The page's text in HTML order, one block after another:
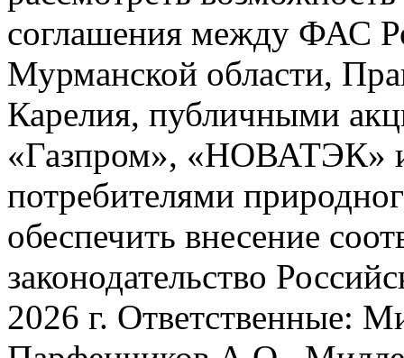
соглашения между ФАС
Мурманской области,
Карелия, публичными
«Газпром», «НОВАТЭК»
потребителями
обеспечить внесение
законодательство
2026 г.